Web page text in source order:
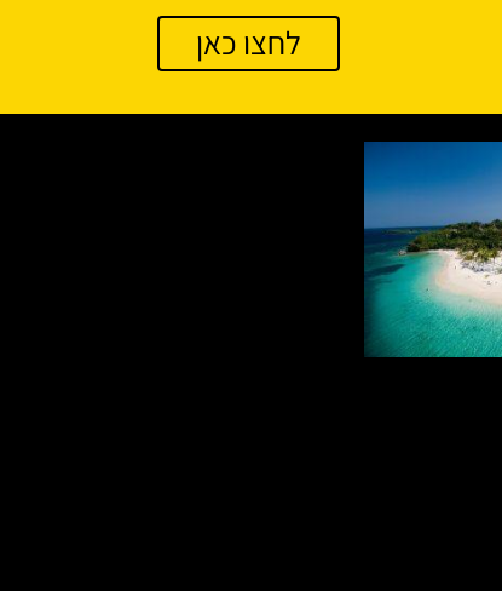
לחצו כאן